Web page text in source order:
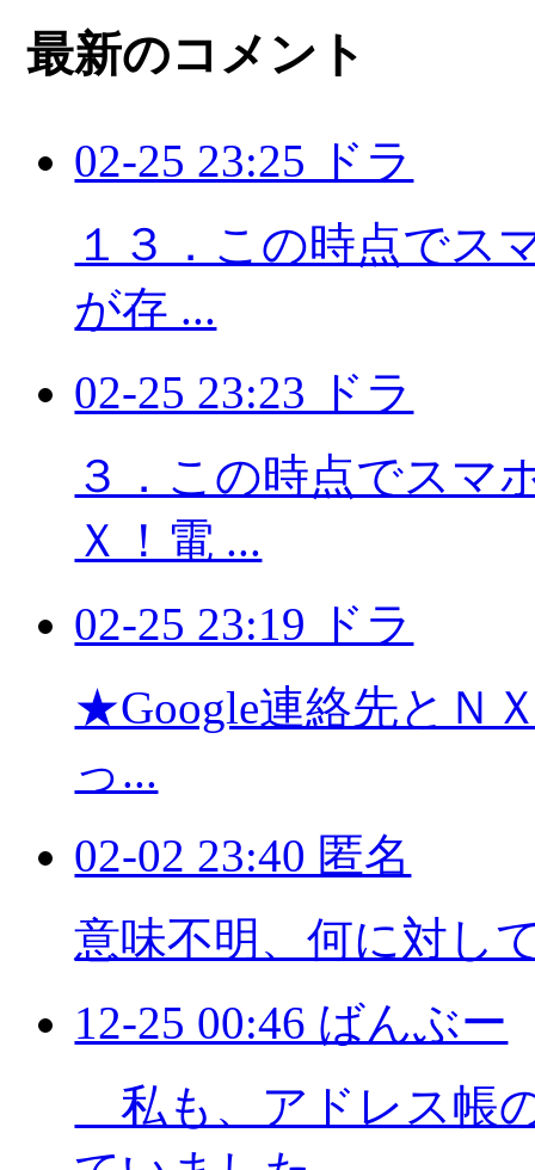
最新のコメント
02-25 23:25 ドラ
１３．この時点でス
が存 ...
02-25 23:23 ドラ
３．この時点でスマ
Ｘ！電 ...
02-25 23:19 ドラ
★Google連絡先とＮ
っ...
02-02 23:40 匿名
意味不明、何に対し
12-25 00:46 ばんぶー
私も、アドレス帳